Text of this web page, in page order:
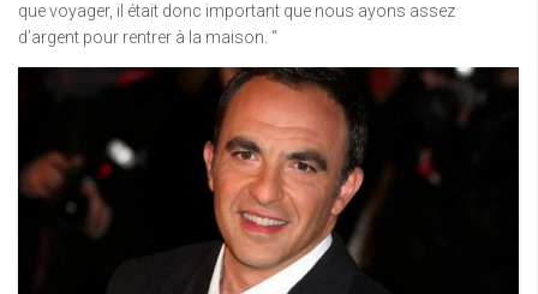
que voyager, il était donc important que nous ayons assez
d’argent pour rentrer à la maison. “